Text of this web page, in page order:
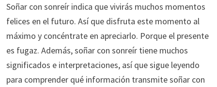
Soñar con sonreír indica que vivirás muchos momentos
felices en el futuro. Así que disfruta este momento al
máximo y concéntrate en apreciarlo. Porque el presente
es fugaz. Además, soñar con sonreír tiene muchos
significados e interpretaciones, así que sigue leyendo
para comprender qué información transmite soñar con